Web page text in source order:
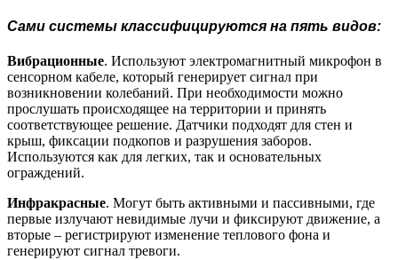
Сами системы классифицируются на пять видов:
Вибрационные. Используют электромагнитный микрофон в
сенсорном кабеле, который генерирует сигнал при
возникновении колебаний. При необходимости можно
прослушать происходящее на территории и принять
соответствующее решение. Датчики подходят для стен и
крыш, фиксации подкопов и разрушения заборов.
Используются как для легких, так и основательных
ограждений.
Инфракрасные. Могут быть активными и пассивными, где
первые излучают невидимые лучи и фиксируют движение, а
вторые – регистрируют изменение теплового фона и
генерируют сигнал тревоги.